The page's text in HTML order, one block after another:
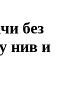
без
нив и